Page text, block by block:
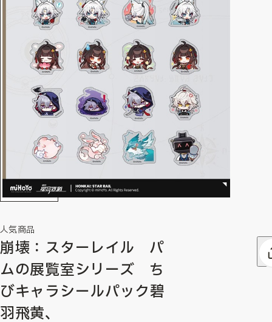
人気商品
崩壊：スターレイル パ
ムの展覧室シリーズ ち
びキャラシールパック碧
羽飛黄、